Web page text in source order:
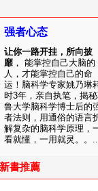
强者心态
让你一路开挂，所向披
靡 ， 能掌控自己大脑的
人，才能掌控自己的命
运！脑科学专家姚乃琳
时3年，亲自执笔，揭
鲁大学脑科学博士后的
者法则，用通俗的语言
解复杂的脑科学原理，
看就懂，一用就灵。。
新書推薦